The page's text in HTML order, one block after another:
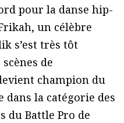
pour la danse hip-
un célèbre
s’est très tôt
de
champion du
dans la catégorie des
du Battle Pro de